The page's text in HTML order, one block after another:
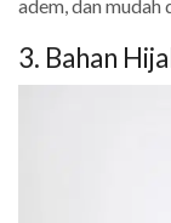
adem, dan mudah
3. Bahan